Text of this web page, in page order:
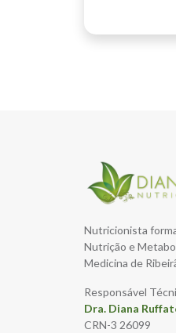
Nutricionista
Nutrição e
Medicina de
Responsável
Dra. Diana
CRN-3 26099